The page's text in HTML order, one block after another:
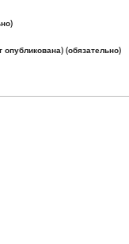
опубликована) (обязательно)